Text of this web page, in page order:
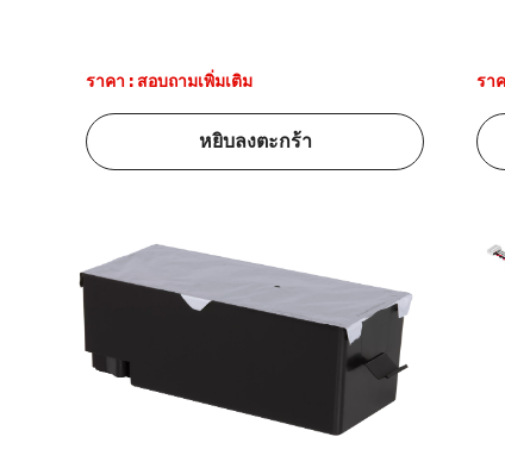
ราคา : สอบถามเพิ่มเติม
หยิบลงตะกร้า
รา